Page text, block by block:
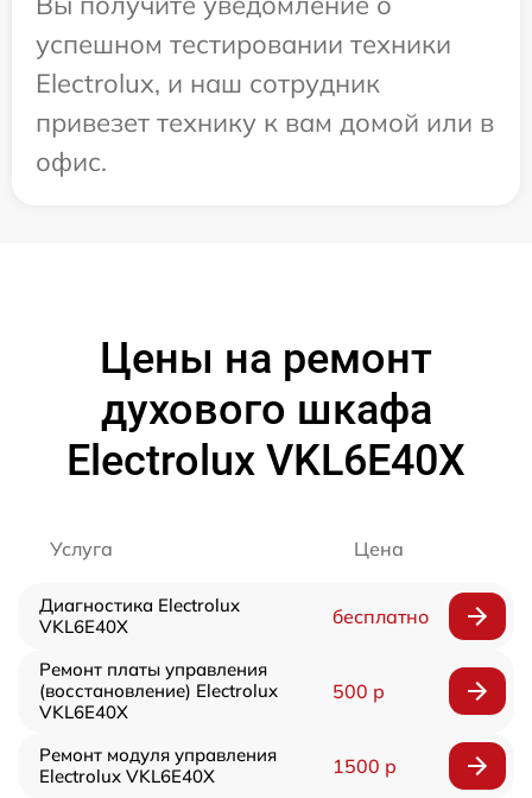
успешном тестировании техники
Electrolux, и наш сотрудник
привезет технику к вам домой или в
офис.
Цены на ремонт
духового шкафа
Electrolux VKL6E40X
Услуга Цена
Диагностика Electrolux
VKL6E40X
бесплатно
Ремонт платы управления
(восстановление) Electrolux
VKL6E40X
500 р
Ремонт модуля управления
Electrolux VKL6E40X
1500 р